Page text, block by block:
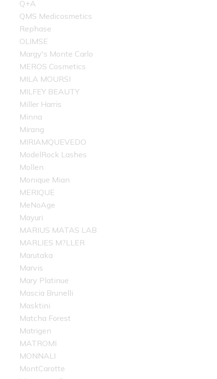
Q+A
QMS Medicosmetics
Rephase
OLIMSE
Margy's Monte Carlo
MEROS Cosmetics
MILA MOURSI
MILFEY BEAUTY
Miller Harris
Minna
Mirang
MIRIAMQUEVEDO
ModelRock Lashes
Mollen
Monique Mian
MERIQUE
MeNoAge
Mayuri
MARIUS MATAS LAB
MARLIES M?LLER
Marutaka
Marvis
Mary Platinue
Mascia Brunelli
Masktini
Matcha Forest
Matrigen
MATROMI
MONNALI
MontCarotte